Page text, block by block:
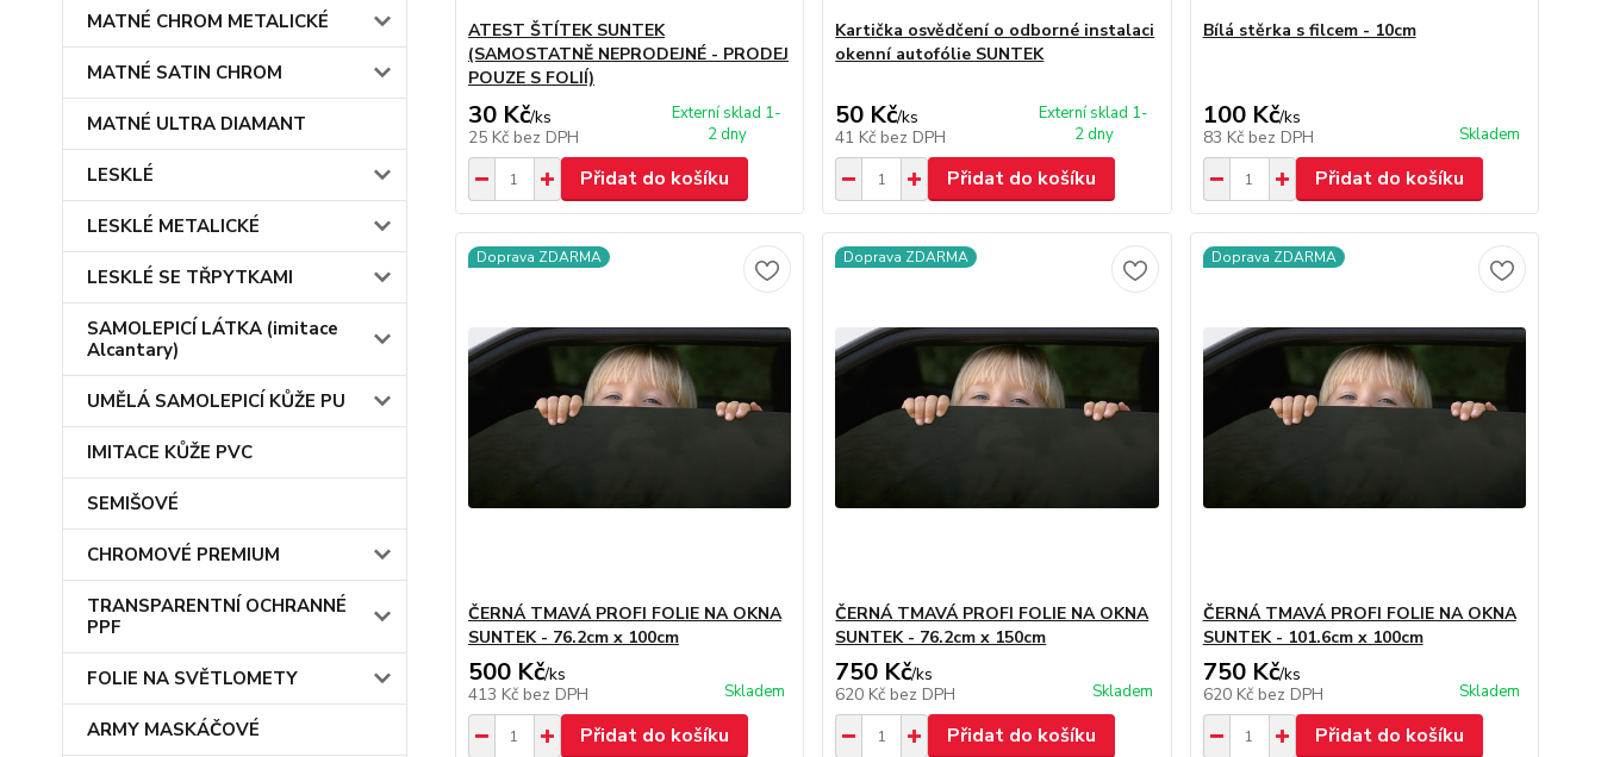
MATNÉ CHROM METALICKÉ
MATNÉ SATIN CHROM
MATNÉ ULTRA DIAMANT
LESKLÉ
LESKLÉ METALICKÉ
LESKLÉ SE TŘPYTKAMI
SAMOLEPICÍ LÁTKA (imitace
Alcantary)
UMĚLÁ SAMOLEPICÍ KŮŽE PU
IMITACE KŮŽE PVC
SEMIŠOVÉ
CHROMOVÉ PREMIUM
TRANSPARENTNÍ OCHRANNÉ
PPF
FOLIE NA SVĚTLOMETY
ARMY MASKÁČOVÉ
ATEST ŠTÍTEK SUNTEK
(SAMOSTATNĚ NEPRODEJNÉ - PRODEJ
POUZE S FOLIÍ)
30 Kč/ks
25 Kč bez DPH
Externí sklad 1-
2 dny
Přidat do košíku
Kartička osvědčení o odborné instalaci
okenní autofólie SUNTEK
50 Kč/ks
41 Kč bez DPH
Externí sklad 1-
2 dny
Přidat do košíku
Bílá stěrka s filcem - 10cm
100 Kč/ks
83 Kč bez DPH Skladem
Přidat do košíku
Doprava ZDARMA
ČERNÁ TMAVÁ PROFI FOLIE NA OKNA
SUNTEK - 76.2cm x 100cm
500 Kč/ks
413 Kč bez DPH Skladem
Přidat do košíku
Doprava ZDARMA
ČERNÁ TMAVÁ PROFI FOLIE NA OKNA
SUNTEK - 76.2cm x 150cm
750 Kč/ks
620 Kč bez DPH Skladem
Přidat do košíku
Doprava ZDARMA
ČERNÁ TMAVÁ PROFI FOLIE NA OKNA
SUNTEK - 101.6cm x 100cm
750 Kč/ks
620 Kč bez DPH Skladem
Přidat do košíku